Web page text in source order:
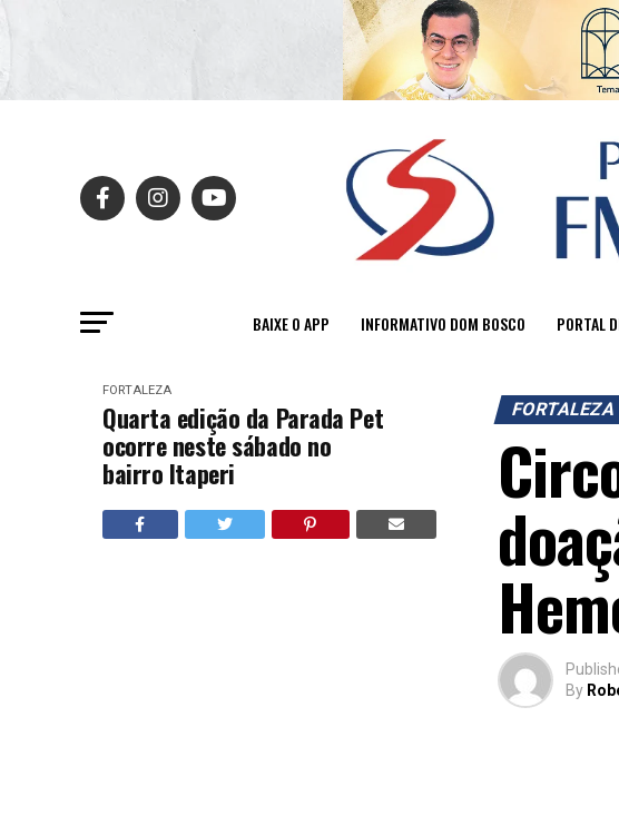
BAIXE O APP INFORMATIVO DOM BOSCO PORTAL
FORTALEZA
Quarta edição da Parada Pet
ocorre neste sábado no
bairro Itaperi
FORTALEZA
By